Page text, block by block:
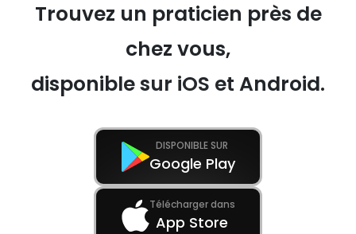
Trouvez un praticien près de
chez vous,
disponible sur iOS et Android.
DISPONIBLE SUR
Google Play
Télécharger dans
App Store